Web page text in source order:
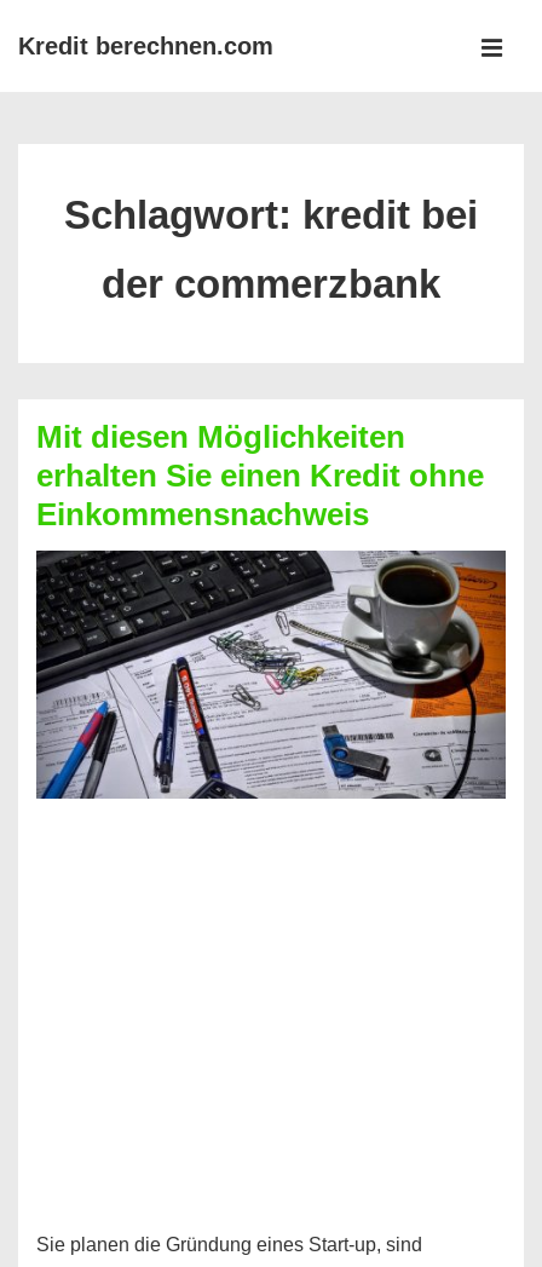
ZumKredit berechnen.com
Schlagwort: kredit bei
der commerzbank
Mit diesen Möglichkeiten
erhalten Sie einen Kredit ohne
Einkommensnachweis
Sie planen die Gründung eines Start-up, sind